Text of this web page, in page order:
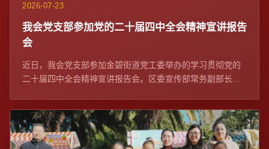
2026-07-23
我会党支部参加党的二十届四中全会精神宣讲报告
会
近日，我会党支部参加金碧街道党工委举办的学习贯彻党的
二十届四中全会精神宣讲报告会。区委宣传部常务副部长、